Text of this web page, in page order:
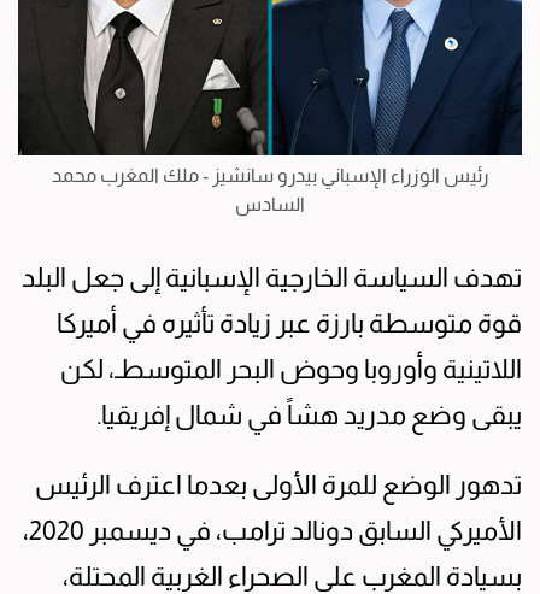
رئيس الوزراء الإسباني بيدرو سانشيز - ملك المغرب محمد
السادس
تهدف السياسة الخارجية الإسبانية إلى جعل البلد
قوة متوسطة بارزة عبر زيادة تأثيره في أميركا
اللاتينية وأوروبا وحوض البحر المتوسطـ، لكن
يبقى وضع مدريد هشاً في شمال إفريقيا.
تدهور الوضع للمرة الأولى بعدما اعترف الرئيس
الأميركي السابق دونالد ترامب، في ديسمبر 2020،
بسيادة المغرب على الصحراء الغربية المحتلة،